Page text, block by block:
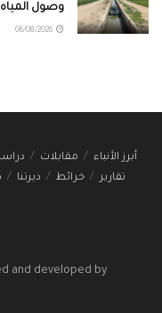
وصول المياه
أبرز الأنباء مقابلات
تقارير
خرائط ديرتنا
and developed by